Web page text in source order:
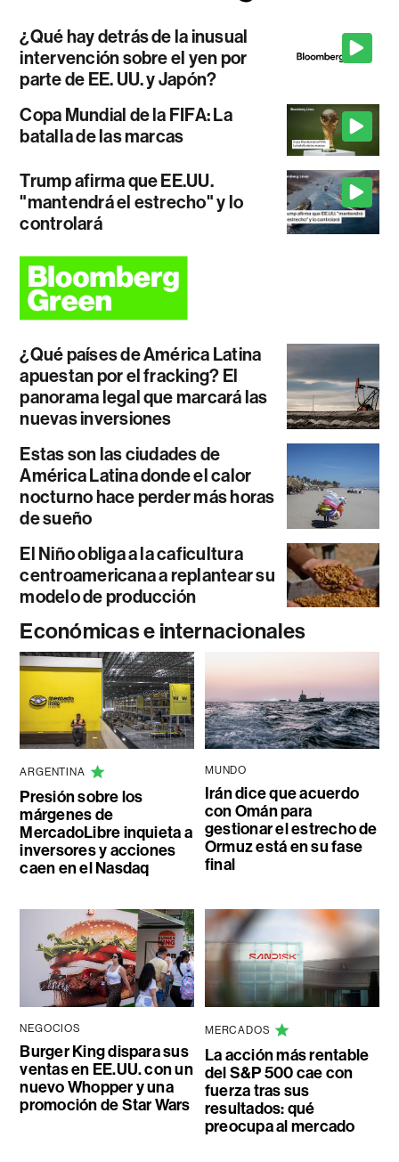
¿Qué hay detrás de la inusual
intervención sobre el yen por
parte de EE. UU. y Japón?
Copa Mundial de la FIFA: La
batalla de las marcas
Trump afirma que EE.UU.
"mantendrá el estrecho" y lo
controlará
¿Qué países de América Latina
apuestan por el fracking? El
panorama legal que marcará las
nuevas inversiones
Estas son las ciudades de
América Latina donde el calor
nocturno hace perder más horas
de sueño
El Niño obliga a la caficultura
centroamericana a replantear su
modelo de producción
Económicas e internacionales
ARGENTINA
Presión sobre los
márgenes de
MercadoLibre inquieta a
inversores y acciones
caen en el Nasdaq
MUNDO
Irán dice que acuerdo
con Omán para
gestionar el estrecho de
Ormuz está en su fase
final
NEGOCIOS
Burger King dispara sus
ventas en EE.UU. con un
nuevo Whopper y una
promoción de Star Wars
MERCADOS
La acción más rentable
del S&P 500 cae con
fuerza tras sus
resultados: qué
preocupa al mercado